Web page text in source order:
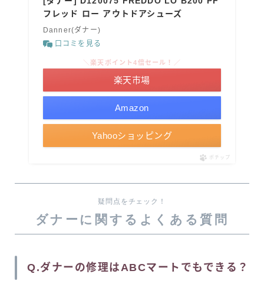
フレッド ロー アウトドアシューズ
Danner(ダナー)
口コミを見る
Amazon
＼楽天ポイント4倍セール！／
楽天市場
Yahooショッピング
ポチップ
疑問点をチェック！
ダナーに関するよくある質問
Q.ダナーの修理はABCマートでもできる？